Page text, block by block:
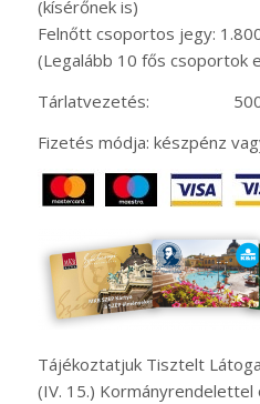
(kísérőnek is)
Felnőtt csoportos jegy:
(Legalább 10 fős csoportok
Tárlatvezetés:
Fizetés módja: készpénz
Tájékoztatjuk Tisztelt
(IV. 15.) Kormányrendelettel